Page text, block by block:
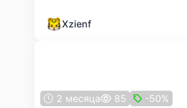
Xzienf
2 месяца 85 -50%